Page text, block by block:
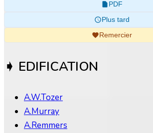
PDF
Plus tard
Remercier
➧ EDIFICATION
A.W.Tozer
A.Murray
A.Remmers